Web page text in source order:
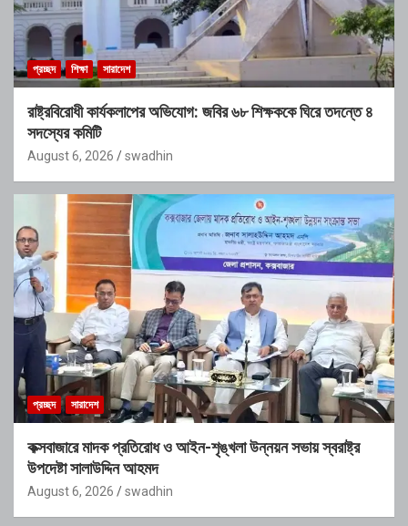
প্রচ্ছদ শিক্ষা সারাদেশ
রাষ্ট্রবিরোধী কার্যকলাপের অভিযোগ: জবির ৬৮ শিক্ষককে ঘিরে তদন্তে ৪
সদস্যের কমিটি
August 6, 2026 swadhin
প্রচ্ছদ সারাদেশ
কক্সবাজারে মাদক প্রতিরোধ ও আইন-শৃঙ্খলা উন্নয়ন সভায় স্বরাষ্ট্র
উপদেষ্টা সালাউদ্দিন আহমদ
August 6, 2026 swadhin